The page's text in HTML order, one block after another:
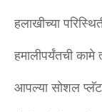
हलाखीच्या
हमालीपर्यंतची
आपल्या सोशल